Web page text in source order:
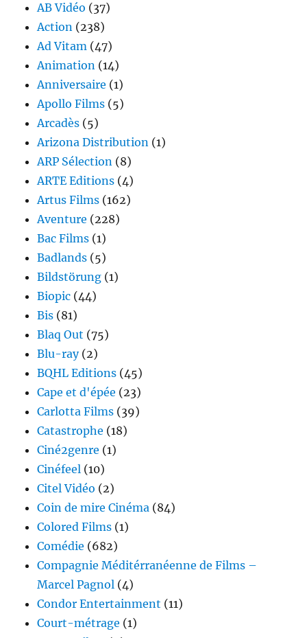
AB Vidéo (37)
Action (238)
Ad Vitam (47)
Animation (14)
Anniversaire (1)
Apollo Films (5)
Arcadès (5)
Arizona Distribution (1)
ARP Sélection (8)
ARTE Editions (4)
Artus Films (162)
Aventure (228)
Bac Films (1)
Badlands (5)
Bildstörung (1)
Biopic (44)
Bis (81)
Blaq Out (75)
Blu-ray(2)
BQHL Editions (45)
Cape et d'épée (23)
Carlotta Films (39)
Catastrophe (18)
Ciné2genre (1)
Cinéfeel (10)
Citel Vidéo (2)
Coin de mire Cinéma (84)
Colored Films (1)
Comédie (682)
Compagnie Méditérranéenne de Films –
Marcel Pagnol (4)
Condor Entertainment (11)
Court-métrage (1)